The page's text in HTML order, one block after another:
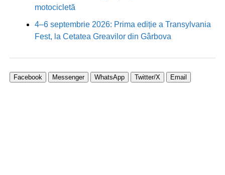
motocicletă
4–6 septembrie 2026: Prima ediție a Transylvania
Fest, la Cetatea Greavilor din Gârbova
Facebook Messenger WhatsApp Twitter/X Email